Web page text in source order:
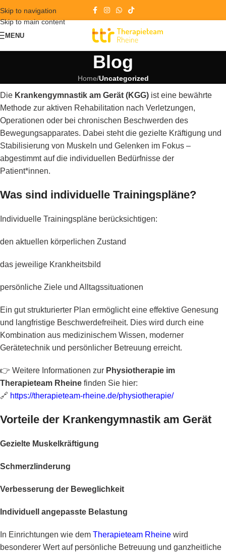
Skip to navigation
Skip to main content
MENU
Blog
Home/Uncategorized
Die Krankengymnastik am Gerät (KGG) ist eine bewährte
Methode zur aktiven Rehabilitation nach Verletzungen,
Operationen oder bei chronischen Beschwerden des
Bewegungsapparates. Dabei steht die gezielte Kräftigung und
Stabilisierung von Muskeln und Gelenken im Fokus –
abgestimmt auf die individuellen Bedürfnisse der
Patient*innen.
Was sind individuelle Trainingspläne?
Individuelle Trainingspläne berücksichtigen:
den aktuellen körperlichen Zustand
das jeweilige Krankheitsbild
persönliche Ziele und Alltagssituationen
Ein gut strukturierter Plan ermöglicht eine effektive Genesung
und langfristige Beschwerdefreiheit. Dies wird durch eine
Kombination aus medizinischem Wissen, moderner
Gerätetechnik und persönlicher Betreuung erreicht.
👉 Weitere Informationen zur Physiotherapie im
Therapieteam Rheine finden Sie hier:
🔗 https://therapieteam-rheine.de/physiotherapie/
Vorteile der Krankengymnastik am Gerät
Gezielte Muskelkräftigung
Schmerzlinderung
Verbesserung der Beweglichkeit
Individuell angepasste Belastung
In Einrichtungen wie dem Therapieteam Rheine wird
besonderer Wert auf persönliche Betreuung und ganzheitliche